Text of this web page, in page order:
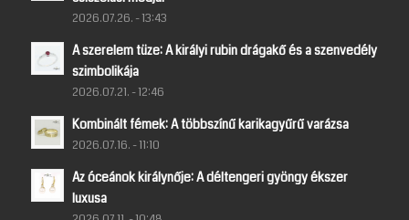
2026.07.26. - 13:43
A szerelem tüze: A királyi rubin drágakő és a szenvedély
szimbolikája
2026.07.21. - 12:46
Kombinált fémek: A többszínű karikagyűrű varázsa
2026.07.16. - 11:10
Az óceánok királynője: A déltengeri gyöngy ékszer
luxusa